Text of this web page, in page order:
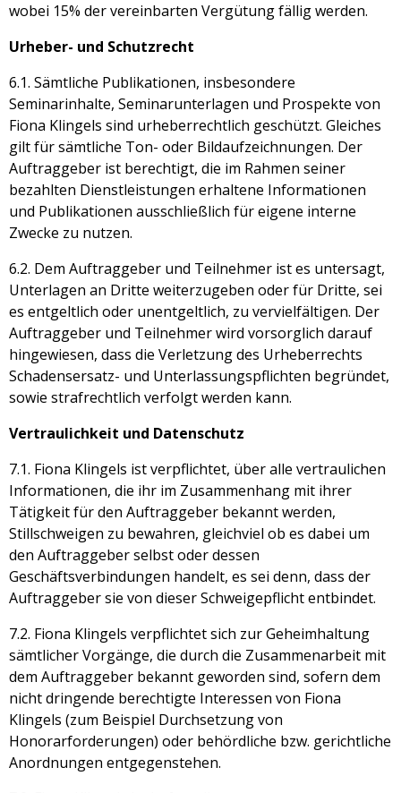
wobei 15% der vereinbarten Vergütung fällig werden.
Urheber- und Schutzrecht
6.1. Sämtliche Publikationen, insbesondere
Seminarinhalte, Seminarunterlagen und Prospekte von
Fiona Klingels sind urheberrechtlich geschützt. Gleiches
gilt für sämtliche Ton- oder Bildaufzeichnungen. Der
Auftraggeber ist berechtigt, die im Rahmen seiner
bezahlten Dienstleistungen erhaltene Informationen
und Publikationen ausschließlich für eigene interne
Zwecke zu nutzen.
6.2. Dem Auftraggeber und Teilnehmer ist es untersagt,
Unterlagen an Dritte weiterzugeben oder für Dritte, sei
es entgeltlich oder unentgeltlich, zu vervielfältigen. Der
Auftraggeber und Teilnehmer wird vorsorglich darauf
hingewiesen, dass die Verletzung des Urheberrechts
Schadensersatz- und Unterlassungspflichten begründet,
sowie strafrechtlich verfolgt werden kann.
Vertraulichkeit und Datenschutz
7.1. Fiona Klingels ist verpflichtet, über alle vertraulichen
Informationen, die ihr im Zusammenhang mit ihrer
Tätigkeit für den Auftraggeber bekannt werden,
Stillschweigen zu bewahren, gleichviel ob es dabei um
den Auftraggeber selbst oder dessen
Geschäftsverbindungen handelt, es sei denn, dass der
Auftraggeber sie von dieser Schweigepflicht entbindet.
7.2. Fiona Klingels verpflichtet sich zur Geheimhaltung
sämtlicher Vorgänge, die durch die Zusammenarbeit mit
dem Auftraggeber bekannt geworden sind, sofern dem
nicht dringende berechtigte Interessen von Fiona
Klingels (zum Beispiel Durchsetzung von
Honorarforderungen) oder behördliche bzw. gerichtliche
Anordnungen entgegenstehen.